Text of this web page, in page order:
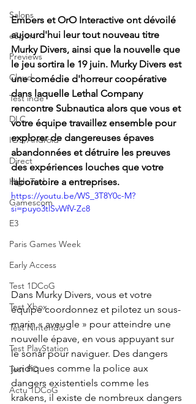
Salons
eSport
Previews
Cloud
Test indé
DLC
IOS/Android
Direct
High Tech
Gamescom
E3
Paris Games Week
Early Access
Test 1DCoG
Test Xbox
Test Nintendo
Test PlayStation
Test PC
Actu 1DCoG
Embers et OrO Interactive ont dévoilé
aujourd'hui leur tout nouveau titre
Murky Divers, ainsi que la nouvelle que
le jeu sortira le 19 juin. Murky Divers est
une comédie d'horreur coopérative
dans laquelle Lethal Company
rencontre Subnautica alors que vous et
votre équipe travaillez ensemble pour
explorer de dangereuses épaves
abandonnées et détruire les preuves
des expériences louches que votre
laboratoire a entreprises.
https://youtu.be/WS_3T8Y0c-M?
si=puyo3tlSvWfV-Zc8
Dans Murky Divers, vous et votre
équipe coordonnez et pilotez un sous-
marin « aveugle » pour atteindre une
nouvelle épave, en vous appuyant sur
le sonar pour naviguer. Des dangers
juridiques comme la police aux
dangers existentiels comme les
krakens, il existe de nombreux dangers